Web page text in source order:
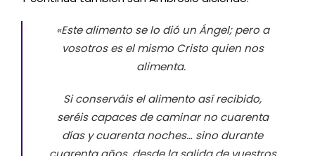
«Este alimento se lo dió un Ángel; pero a
vosotros es el mismo Cristo quien nos
alimenta.
Si conserváis el alimento así recibido,
seréis capaces de caminar no cuarenta
días y cuarenta noches… sino durante